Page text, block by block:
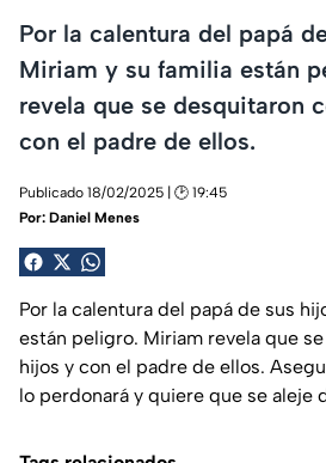
Por la calentura del papá
Miriam y su familia están
revela que se desquitaron
con el padre de ellos.
Publicado 18/02/2025 | 🕑 19:45
Por: Daniel Menes
Por la calentura del papá de sus
están peligro. Miriam revela que
hijos y con el padre de ellos.
lo perdonará y quiere que se aleje